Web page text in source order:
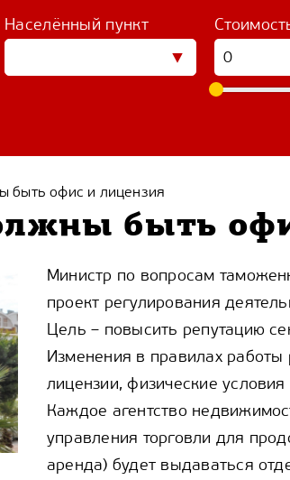
Населённый пункт
быть офис и лицензия
быть
Министр по вопросам
проект регулирования
Цель – повысить репутацию
Изменения в правилах работы
лицензии, физические
Каждое агентство
управления торговли для
аренда) будет выдаваться